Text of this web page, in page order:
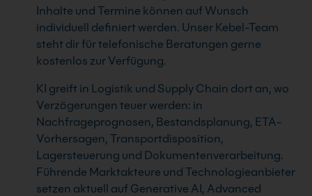
Inhalte und Termine können auf Wunsch
individuell definiert werden. Unser Kebel-Team
steht dir für telefonische Beratungen gerne
kostenlos zur Verfügung.
KI greift in Logistik und Supply Chain dort an, wo
Verzögerungen teuer werden: in
Nachfrageprognosen, Bestandsplanung, ETA-
Vorhersagen, Transportdisposition,
Lagersteuerung und Dokumentenverarbeitung.
Führende Marktakteure und Technologieanbieter
setzen aktuell auf Generative AI, Advanced